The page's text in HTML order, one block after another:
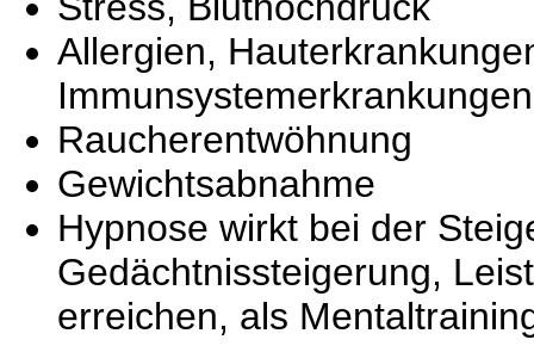
Allergien,
Immunsystemerkrankungen
Raucherentwöhnung
Gewichtsabnahme
Hypnose wirkt bei der
Gedächtnissteigerung,
erreichen, als